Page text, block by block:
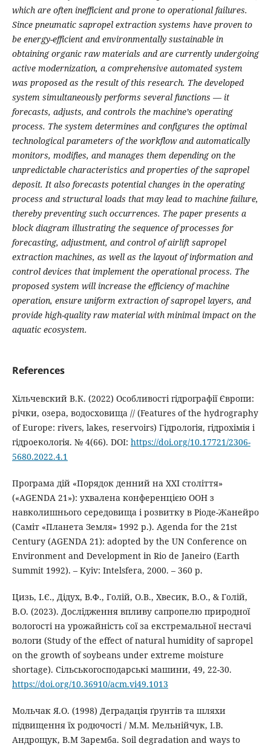
which are often inefficient and prone to operational failures.
Since pneumatic sapropel extraction systems have proven to
be energy-efficient and environmentally sustainable in
obtaining organic raw materials and are currently undergoing
active modernization, a comprehensive automated system
was proposed as the result of this research. The developed
system simultaneously performs several functions — it
forecasts, adjusts, and controls the machine’s operating
process. The system determines and configures the optimal
technological parameters of the workflow and automatically
monitors, modifies, and manages them depending on the
unpredictable characteristics and properties of the sapropel
deposit. It also forecasts potential changes in the operating
process and structural loads that may lead to machine failure,
thereby preventing such occurrences. The paper presents a
block diagram illustrating the sequence of processes for
forecasting, adjustment, and control of airlift sapropel
extraction machines, as well as the layout of information and
control devices that implement the operational process. The
proposed system will increase the efficiency of machine
operation, ensure uniform extraction of sapropel layers, and
provide high-quality raw material with minimal impact on the
aquatic ecosystem.
References
Хільчевский В.К. (2022) Особливості гідрографії Європи:
річки, озера, водосховища // (Features of the hydrography
of Europe: rivers, lakes, reservoirs) Гідрологія, гідрохімія і
гідроекологія. № 4(66). DOI: https://doi.org/10.17721/2306-
5680.2022.4.1
Програма дій «Порядок денний на XXI століття»
(«AGENDA 21»): ухвалена конференцією ООН з
навколишнього середовища і розвитку в Ріоде-Жанейро
(Саміт «Планета Земля» 1992 р.). Agenda for the 21st
Century (AGENDA 21): adopted by the UN Conference on
Environment and Development in Rio de Janeiro (Earth
Summit 1992). – Kyiv: Intelsfera, 2000. – 360 p.
Цизь, І.Є., Дідух, В.Ф., Голій, О.В., Хвесик, В.О., & Голій,
В.О. (2023). Дослідження впливу сапропелю природної
вологості на урожайність сої за екстремальної нестачі
вологи (Study of the effect of natural humidity of sapropel
on the growth of soybeans under extreme moisture
shortage). Сільськогосподарські машини, 49, 22-30.
https://doi.org/10.36910/acm.vi49.1013
Мольчак Я.О. (1998) Деградація ґрунтів та шляхи
підвищення їх родючості / М.М. Мельнійчук, І.В.
Андрощук, В.М Заремба. Soil degradation and ways to